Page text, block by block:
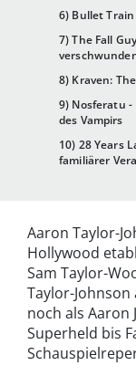
6) Bullet
7) The Fall
8) Kraven:
9) Nosferatu -
des Vampirs
10) 28 Years
familiärer
Aaron Taylor-
Hollywood
Sam Taylor-
Taylor-
noch als Aaron
Superheld bis